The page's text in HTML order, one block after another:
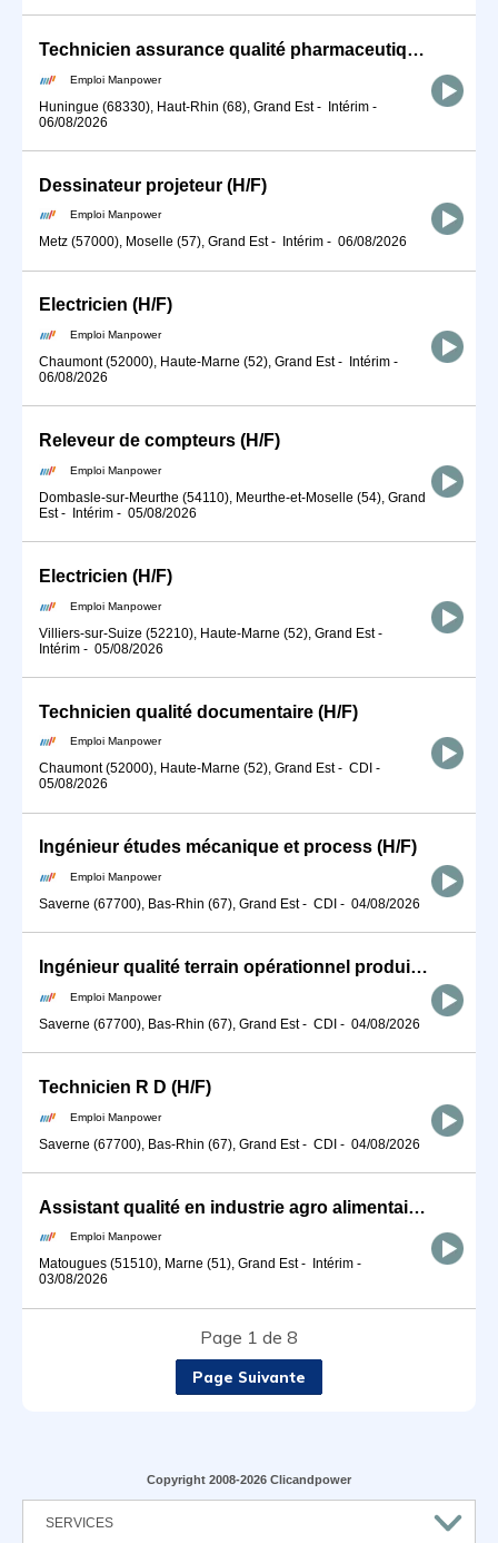
Technicien assurance qualité pharmaceutique 5x8 (H/F)
Emploi Manpower
Huningue (68330), Haut-Rhin (68), Grand Est- Intérim -
06/08/2026
Dessinateur projeteur (H/F)
Emploi Manpower
Metz (57000), Moselle (57), Grand Est- Intérim - 06/08/2026
Electricien (H/F)
Emploi Manpower
Chaumont (52000), Haute-Marne (52), Grand Est- Intérim -
06/08/2026
Releveur de compteurs (H/F)
Emploi Manpower
Dombasle-sur-Meurthe (54110), Meurthe-et-Moselle (54), Grand
Est- Intérim - 05/08/2026
Electricien (H/F)
Emploi Manpower
Villiers-sur-Suize (52210), Haute-Marne (52), Grand Est-
Intérim - 05/08/2026
Technicien qualité documentaire (H/F)
Emploi Manpower
Chaumont (52000), Haute-Marne (52), Grand Est- CDI -
05/08/2026
Ingénieur études mécanique et process (H/F)
Emploi Manpower
Saverne (67700), Bas-Rhin (67), Grand Est- CDI - 04/08/2026
Ingénieur qualité terrain opérationnel produits (H/F)
Emploi Manpower
Saverne (67700), Bas-Rhin (67), Grand Est- CDI - 04/08/2026
Technicien R D (H/F)
Emploi Manpower
Saverne (67700), Bas-Rhin (67), Grand Est- CDI - 04/08/2026
Assistant qualité en industrie agro alimentaire (H/F)
Emploi Manpower
Matougues (51510), Marne (51), Grand Est- Intérim -
03/08/2026
Page 1 de 8
Page Suivante
Copyright 2008-2026 Clicandpower
SERVICES